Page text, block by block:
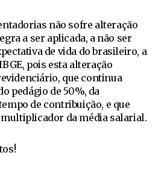
não sofre alteração
a ser aplicada, a não ser
de vida do brasileiro, a
pois esta alteração
que continua
pedágio de 50%, da
de contribuição, e que
da média salarial.